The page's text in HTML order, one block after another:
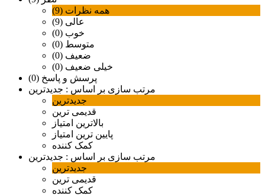
همه نظرات (9)
عالی (9)
خوب (0)
متوسط (0)
ضعیف (0)
خیلی ضعیف (0)
پرسش و پاسخ (0)
مرتب سازی بر اساس : جدیدترین
جدیدترین
قدیمی ترین
بالاترین امتیاز
پایین ترین امتیاز
کمک کننده
مرتب سازی بر اساس : جدیدترین
جدیدترین
قدیمی ترین
کمک کننده